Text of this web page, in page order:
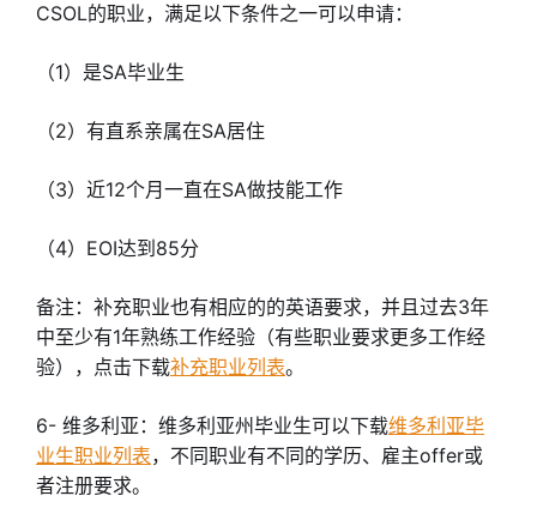
CSOL的职业，满足以下条件之一可以申请：
（1）是SA毕业生
（2）有直系亲属在SA居住
（3）近12个月一直在SA做技能工作
（4）EOI达到85分
备注：补充职业也有相应的的英语要求，并且过去3年
中至少有1年熟练工作经验（有些职业要求更多工作经
验），点击下载补充职业列表。
6- 维多利亚：维多利亚州毕业生可以下载维多利亚毕
业生职业列表，不同职业有不同的学历、雇主offer或
者注册要求。